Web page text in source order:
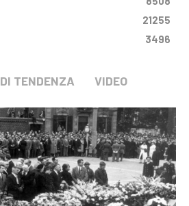
21255
3496
DI TENDENZA VIDEO